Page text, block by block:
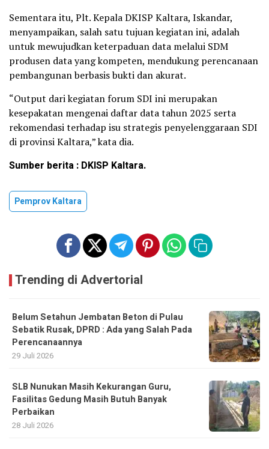
Sementara itu, Plt. Kepala DKISP Kaltara, Iskandar,
menyampaikan, salah satu tujuan kegiatan ini, adalah
untuk mewujudkan keterpaduan data melalui SDM
produsen data yang kompeten, mendukung perencanaan
pembangunan berbasis bukti dan akurat.
“Output dari kegiatan forum SDI ini merupakan
kesepakatan mengenai daftar data tahun 2025 serta
rekomendasi terhadap isu strategis penyelenggaraan SDI
di provinsi Kaltara,” kata dia.
Sumber berita : DKISP Kaltara.
Pemprov Kaltara
Trending di Advertorial
Belum Setahun Jembatan Beton di Pulau
Sebatik Rusak, DPRD : Ada yang Salah Pada
Perencanaannya
29 Juli 2026
SLB Nunukan Masih Kekurangan Guru,
Fasilitas Gedung Masih Butuh Banyak
Perbaikan
28 Juli 2026